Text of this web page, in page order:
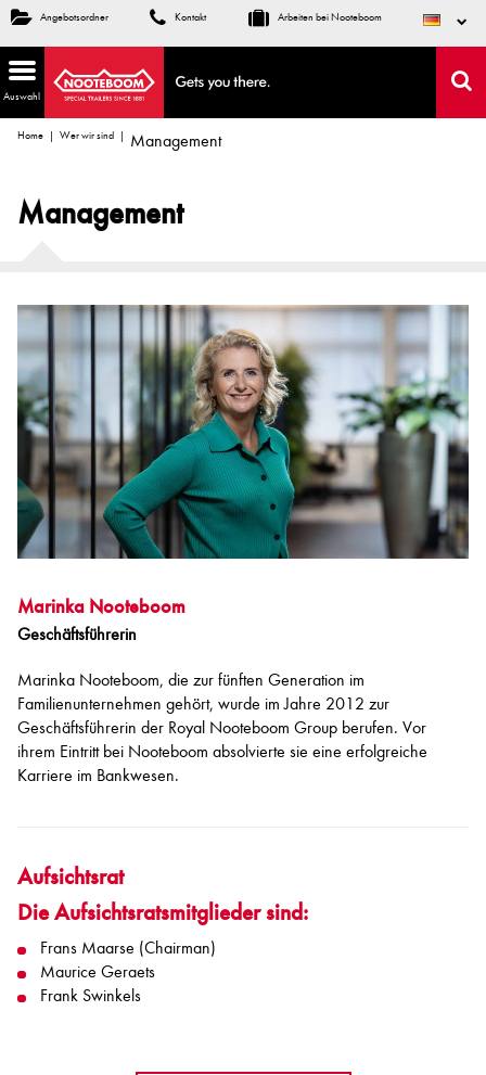
Angebotsordner Kontakt Arbeiten bei Nooteboom
Auswahl
Home Wer wir sind Management
Management
Marinka Nooteboom
Geschäftsführerin
Marinka Nooteboom, die zur fünften Generation im
Familienunternehmen gehört, wurde im Jahre 2012 zur
Geschäftsführerin der Royal Nooteboom Group berufen. Vor
ihrem Eintritt bei Nooteboom absolvierte sie eine erfolgreiche
Karriere im Bankwesen.
Aufsichtsrat
Die Aufsichtsratsmitglieder sind:
Frans Maarse (Chairman)
Maurice Geraets
Frank Swinkels